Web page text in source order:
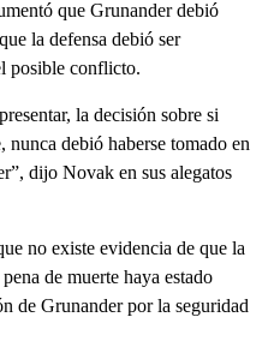
que Grunander debió
la defensa debió ser
posible conflicto.
la decisión sobre si
debió haberse tomado en
dijo Novak en sus alegatos
no existe evidencia de que la
de muerte haya estado
de Grunander por la seguridad